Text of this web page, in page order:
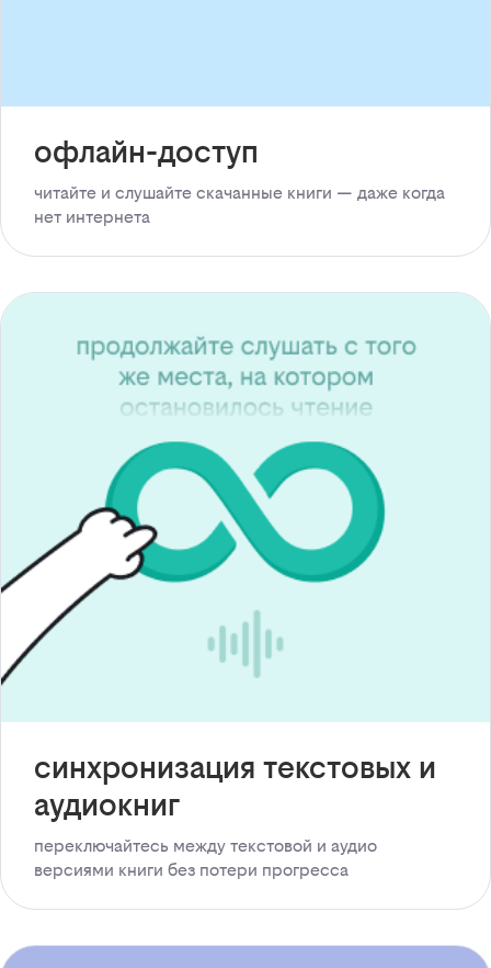
офлайн-доступ
читайте и слушайте скачанные книги — даже когда
нет интернета
синхронизация текстовых и
аудиокниг
переключайтесь между текстовой и аудио
версиями книги без потери прогресса